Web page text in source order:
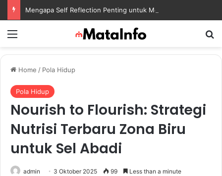
Home / Pola Hidup
Pola Hidup
Nourish to Flourish: Strategi
Nutrisi Terbaru Zona Biru
untuk Sel Abadi
admin 3 Oktober 2025 99 Less than a minute